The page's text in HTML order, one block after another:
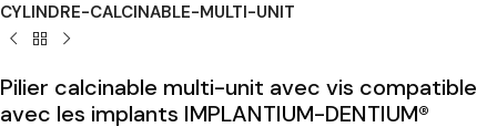
CYLINDRE-CALCINABLE-MULTI-UNIT
Pilier calcinable multi-unit avec vis compatible
avec les implants IMPLANTIUM-DENTIUM®